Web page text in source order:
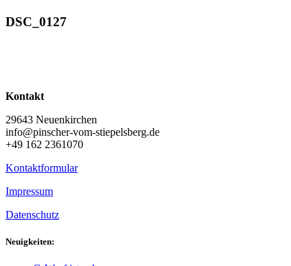
DSC_0127
Kontakt
29643 Neuenkirchen
info@pinscher-vom-stiepelsberg.de
+49 162 2361070
Kontaktformular
Impressum
Datenschutz
Neuigkeiten: